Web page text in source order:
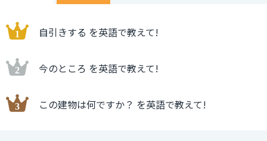
自引きする を英語で教えて!
今のところ を英語で教えて!
この建物は何ですか？ を英語で教えて!